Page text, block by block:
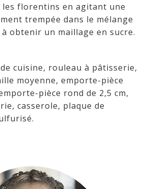
les florentins en agitant une
trempée dans le mélange
obtenir un maillage en sucre.
cuisine, rouleau à pâtisserie,
moyenne, emporte-pièce
pièce rond de 2,5 cm,
casserole, plaque de